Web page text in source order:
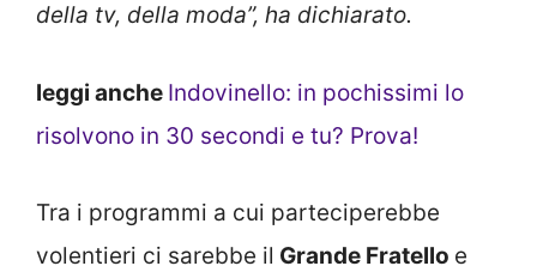
della tv, della moda”, ha dichiarato.
leggi anche Indovinello: in pochissimi lo
risolvono in 30 secondi e tu? Prova!
Tra i programmi a cui parteciperebbe
volentieri ci sarebbe il Grande Fratello e